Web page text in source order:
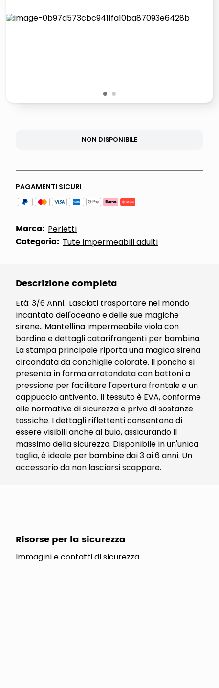
1 2
NON DISPONIBILE
PAGAMENTI SICURI
Marca: Perletti
Categoria: Tute impermeabili adulti
Descrizione completa
Età: 3/6 Anni.. Lasciati trasportare nel mondo
incantato dell'oceano e delle sue magiche
sirene.. Mantellina impermeabile viola con
bordino e dettagli catarifrangenti per bambina.
La stampa principale riporta una magica sirena
circondata da conchiglie colorate. Il poncho si
presenta in forma arrotondata con bottoni a
pressione per facilitare l'apertura frontale e un
cappuccio antivento. Il tessuto è EVA, conforme
alle normative di sicurezza e privo di sostanze
tossiche. I dettagli riflettenti consentono di
essere visibili anche al buio, assicurando il
massimo della sicurezza. Disponibile in un'unica
taglia, è ideale per bambine dai 3 ai 6 anni. Un
accessorio da non lasciarsi scappare.
Risorse per la sicurezza
Immagini e contatti di sicurezza